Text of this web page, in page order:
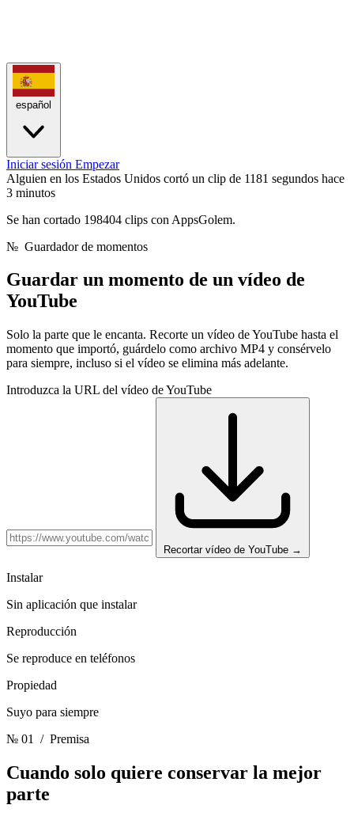
español
Iniciar sesión Empezar
Alguien en los Estados Unidos cortó un clip de 1181 segundos hace
3 minutos
Se han cortado 198404 clips con AppsGolem.
№ Guardador de momentos
Guardar un momento de un vídeo de
YouTube
Solo la parte que le encanta. Recorte un vídeo de YouTube hasta el
momento que importó, guárdelo como archivo MP4 y consérvelo
para siempre, incluso si el vídeo se elimina más adelante.
Introduzca la URL del vídeo de YouTube
Recortar vídeo de YouTube →
Instalar
Sin aplicación que instalar
Reproducción
Se reproduce en teléfonos
Propiedad
Suyo para siempre
№ 01
/ Premisa
Cuando solo quiere conservar la mejor
parte